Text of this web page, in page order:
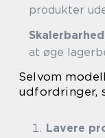
produkter
Skalerbarhed
at øge
Selvom
udfordringer,
Lavere